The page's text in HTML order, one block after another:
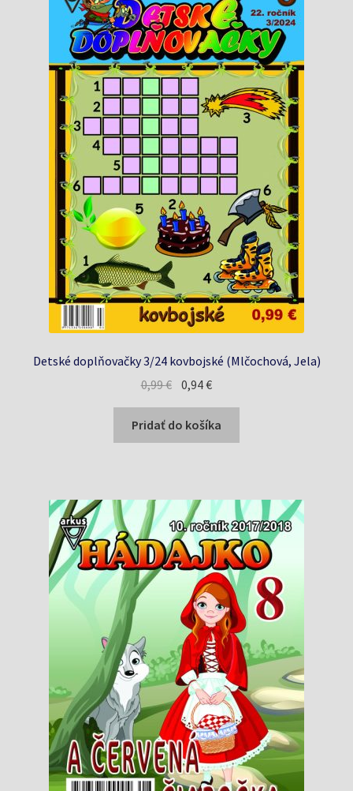
Detské doplňovačky 3/24 kovbojské (Mlčochová, Jela)
0,99€ Pôvodná
cena
bola:
0,99 €.
0,94€Aktuálna
cena
je:
0,94 €.
Pridať do košíka